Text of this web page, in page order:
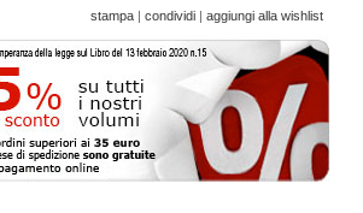
stampa | condividi | aggiungi alla wishlist